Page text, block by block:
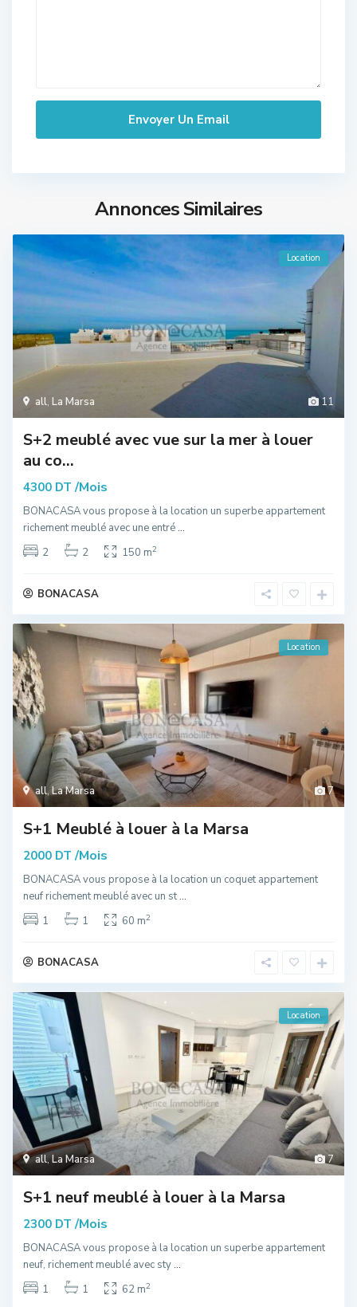
Annonces Similaires
11
all, La Marsa
Location
S+2 meublé avec vue sur la mer à louer
au co...
4300 DT /Mois
BONACASA vous propose à la location un superbe appartement
richement meublé avec une entré...
2
2 150 m2
BONACASA
7
all,La Marsa
Location
S+1 Meublé à louer à la Marsa
2000 DT /Mois
BONACASA vous propose à la location un coquet appartement
neuf richement meublé avec un st...
1
1 60 m2
BONACASA
7
all,La Marsa
Location
S+1 neuf meublé à louer à la Marsa
2300 DT /Mois
BONACASA vous propose à la location un superbe appartement
neuf, richement meublé avec sty...
1
1 62 m2